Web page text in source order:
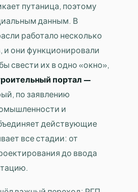
путаница, поэтому
данным. В
работало несколько
они функционировали
свести их в одно «окно»,
портал —
по заявлению
и
действующие
все стадии: от
до ввода